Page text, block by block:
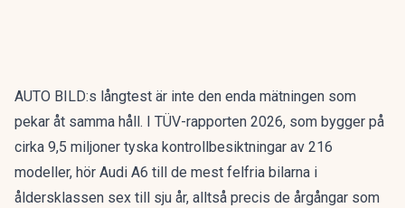
AUTO BILD:s långtest är inte den enda mätningen som
pekar åt samma håll. I TÜV-rapporten 2026, som bygger på
cirka 9,5 miljoner tyska kontrollbesiktningar av 216
modeller, hör Audi A6 till de mest felfria bilarna i
åldersklassen sex till sju år, alltså precis de årgångar som